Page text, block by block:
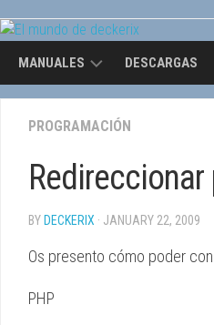
to
content
MANUALES DESCARGAS
PROGRAMACIÓN
BY DECKERIX · JANUARY 22, 2009
Os presento cómo poder
PHP